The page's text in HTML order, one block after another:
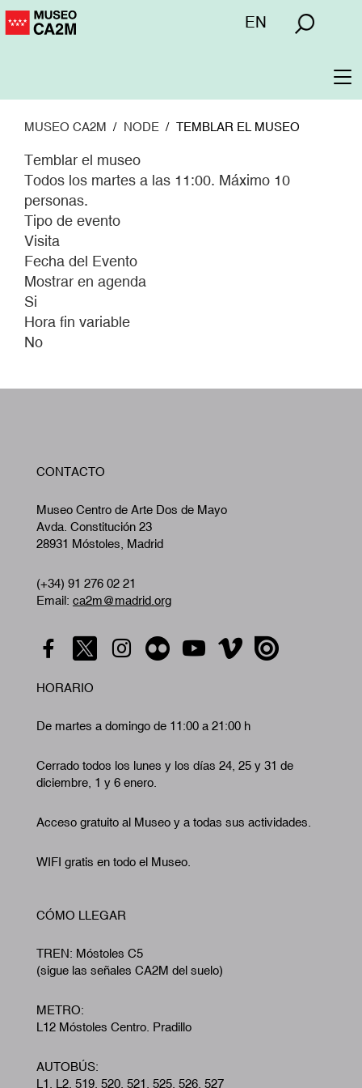
Pasar
Menú
EN
MUSEO CA2M NODE TEMBLAR EL MUSEO
Temblar el museo
Todos los martes a las 11:00. Máximo 10
personas.
Tipo de evento
Visita
Fecha del Evento
Mostrar en agenda
Si
Hora fin variable
No
CONTACTO
Museo Centro de Arte Dos de Mayo
Avda. Constitución 23
28931 Móstoles, Madrid
(+34) 91 276 02 21
Email: ca2m@madrid.org
HORARIO
De martes a domingo de 11:00 a 21:00 h
Cerrado todos los lunes y los días 24, 25 y 31 de
diciembre, 1 y 6 enero.
Acceso gratuito al Museo y a todas sus actividades.
WIFI gratis en todo el Museo.
CÓMO LLEGAR
TREN: Móstoles C5
(sigue las señales CA2M del suelo)
METRO:
L12 Móstoles Centro. Pradillo
AUTOBÚS:
L1, L2, 519, 520, 521, 525, 526, 527